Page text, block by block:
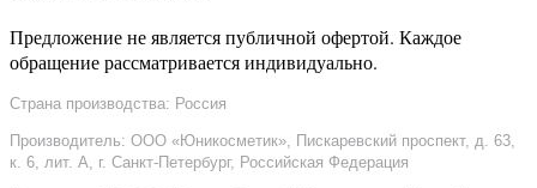
Предложение не является публичной офертой. Каждое
обращение рассматривается индивидуально.
Страна производства: Россия
Производитель: ООО «Юникосметик», Пискаревский проспект, д. 63,
к. 6, лит. А, г. Санкт-Петербург, Российская Федерация